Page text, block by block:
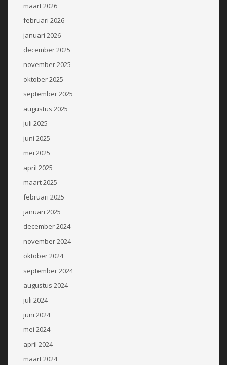
maart 2026
februari 2026
januari 2026
december 2025
november 2025
oktober 2025
september 2025
augustus 2025
juli 2025
juni 2025
mei 2025
april 2025
maart 2025
februari 2025
januari 2025
december 2024
november 2024
oktober 2024
september 2024
augustus 2024
juli 2024
juni 2024
mei 2024
april 2024
maart 2024